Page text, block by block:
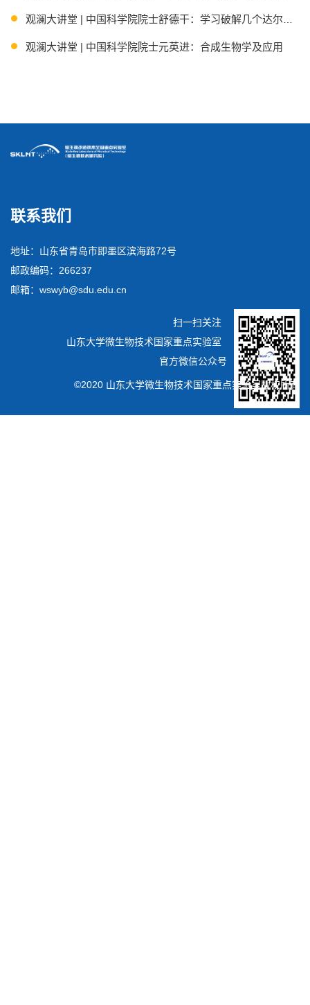
观澜大讲堂 | 中国科学院院士舒德干：学习破解几个达尔文世
观澜大讲堂 | 中国科学院院士元英进：合成生物学及应用
联系我们
地址：山东省青岛市即墨区滨海路72号
邮政编码：266237
邮箱：wswyb@sdu.edu.cn
扫一扫关注
山东大学微生物技术国家重点实验室
官方微信公众号
©2020 山东大学微生物技术国家重点实验室版权所有